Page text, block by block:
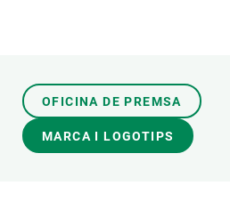
OFICINA DE PREMSA
MARCA I LOGOTIPS